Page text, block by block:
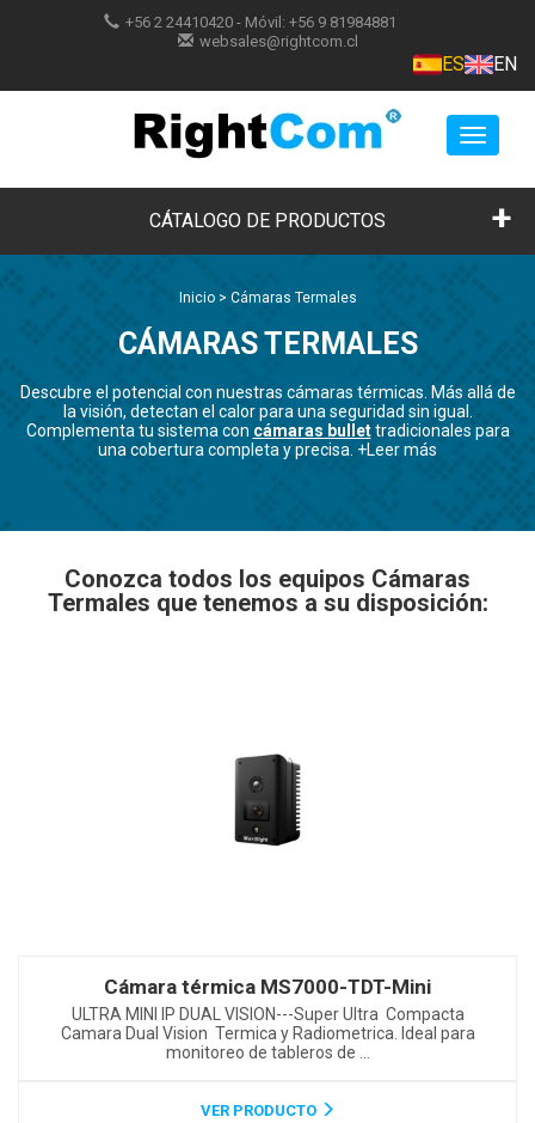
+56 2 24410420- Móvil: +56 9 81984881
websales@rightcom.cl
ES EN
Toggle
CÁTALOGO DE PRODUCTOS
Inicio > Cámaras Termales
CÁMARAS TERMALES
Descubre el potencial con nuestras cámaras térmicas. Más allá de
la visión, detectan el calor para una seguridad sin igual.
Complementa tu sistema con cámaras bullettradicionales para
una cobertura completa y precisa. +Leer más
Conozca todos los equipos Cámaras
Termales que tenemos a su disposición:
Cámara térmica MS7000-TDT-Mini
ULTRA MINI IP DUAL VISION---Super Ultra Compacta
Camara Dual Vision Termica y Radiometrica. Ideal para
monitoreo de tableros de ...
VER PRODUCTO